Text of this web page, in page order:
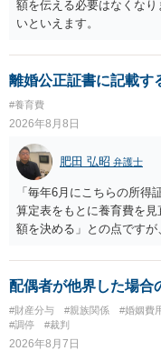
額を伝える必要はなくな
いといえます。
離婚公正証書に記載す
#養育費
2026年8月8日
肥田 弘昭 弁護士
「毎年6月にこちらの所
算定表をもとに養育費を
額を決める」との点です
来なかった事情の変更に
に勤務先」が含まれてい
行く事になり、上記のよ
来るかと思うのですが違う
います。養育費は事情の変
配偶者が他界した場合
#財産分与 #親族関係 #婚姻費
#調停
#裁判
2026年8月7日